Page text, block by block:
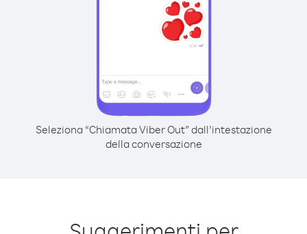
Seleziona “Chiamata Viber Out” dall’intestazione
della conversazione